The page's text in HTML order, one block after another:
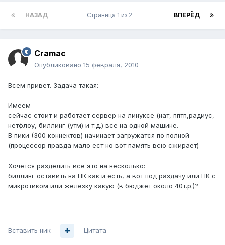
НАЗАД ВПЕРЁД
Страница 1 из 2
Cramac
Опубликовано 15 февраля, 2010
Всем привет. Задача такая:
Имеем -
сейчас стоит и работает сервер на линуксе (нат, пптп,радиус,
нетфлоу, биллинг (утм) и т.д.) все на одной машине.
В пики (300 коннектов) начинает загружатся по полной
(процессор правда мало ест но вот память всю сжирает)
Хочется разделить все это на несколько:
биллинг оставить на ПК как и есть, а вот под раздачу или ПК с
микротиком или железку какую (в бюджет около 40т.р.)?
Вставить ник Цитата